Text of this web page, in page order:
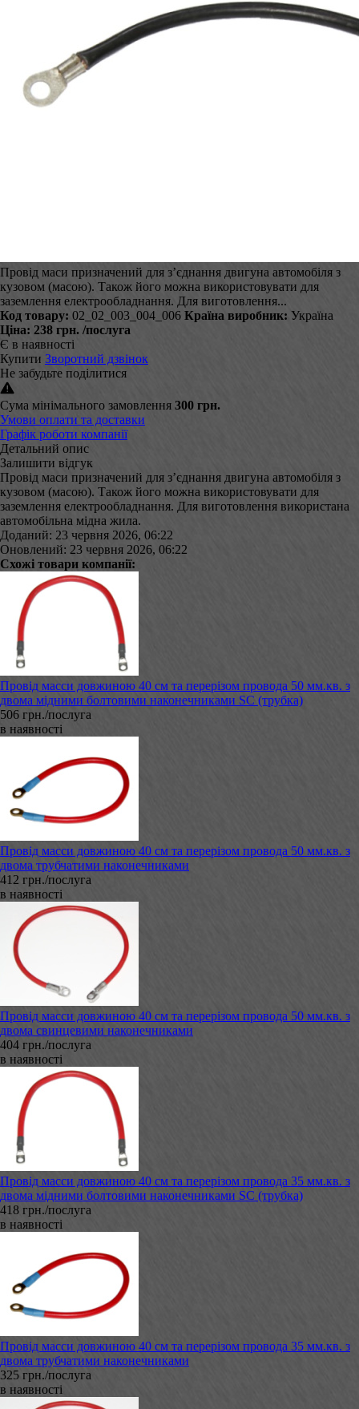
Провід маси призначений для з’єднання двигуна автомобіля з
кузовом (масою). Також його можна використовувати для
заземлення електрообладнання. Для виготовлення...
Код товару: 02_02_003_004_006 Країна виробник: Україна
Ціна: 238 грн. /послуга
Є в наявності
Купити Зворотний дзвінок
Не забудьте поділитися
Сума мінімального замовлення 300 грн.
Умови оплати та доставки
Графік роботи компанії
Детальний опис
Залишити відгук
Провід маси призначений для з’єднання двигуна автомобіля з
кузовом (масою). Також його можна використовувати для
заземлення електрообладнання. Для виготовлення використана
автомобільна мідна жила.
Доданий: 23 червня 2026, 06:22
Оновлений: 23 червня 2026, 06:22
Схожі товари компанії:
Провід масси довжиною 40 см та перерізом провода 50 мм.кв. з
двома мідними болтовими наконечниками SC (трубка)
506 грн./послуга
в наявності
Провід масси довжиною 40 см та перерізом провода 50 мм.кв. з
двома трубчатими наконечниками
412 грн./послуга
в наявності
Провід масси довжиною 40 см та перерізом провода 50 мм.кв. з
двома свинцевими наконечниками
404 грн./послуга
в наявності
Провід масси довжиною 40 см та перерізом провода 35 мм.кв. з
двома мідними болтовими наконечниками SC (трубка)
418 грн./послуга
в наявності
Провід масси довжиною 40 см та перерізом провода 35 мм.кв. з
двома трубчатими наконечниками
325 грн./послуга
в наявності